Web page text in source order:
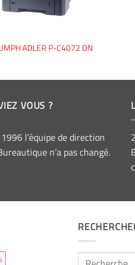
ADLER P-C4072 DN
VOUS ?
l’équipe de direction
n’a pas changé.
Recherche